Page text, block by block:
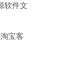
软件文
宝客